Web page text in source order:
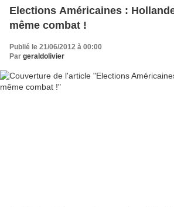
Elections Américaines :
même combat !
Publié le 21/06/2012 à 00:00
Par geraldolivier